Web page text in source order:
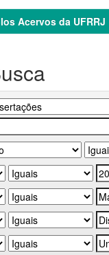
Acervos da UFRRJ